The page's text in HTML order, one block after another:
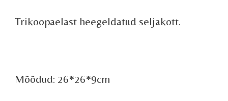
Trikoopaelast heegeldatud seljakott.
Mõõdud: 26*26*9cm